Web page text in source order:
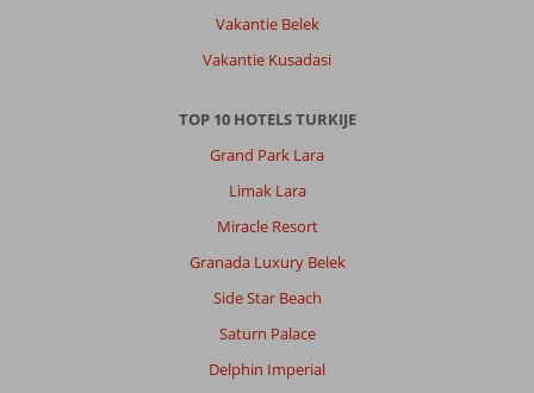
Vakantie Belek
Vakantie Kusadasi
TOP 10 HOTELS TURKIJE
Grand Park Lara
Limak Lara
Miracle Resort
Granada Luxury Belek
Side Star Beach
Saturn Palace
Delphin Imperial